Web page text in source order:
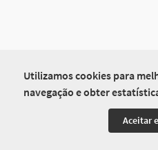
Utilizamos cookies para
navegação e obter
Aceitar